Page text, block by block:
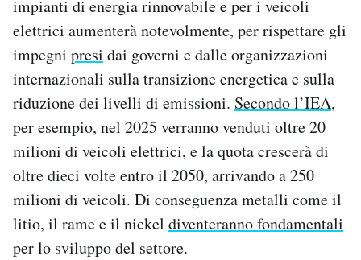
impianti di energia rinnovabile e per i veicoli
elettrici aumenterà notevolmente, per rispettare gli
impegni presi dai governi e dalle organizzazioni
internazionali sulla transizione energetica e sulla
riduzione dei livelli di emissioni. Secondo l’IEA,
per esempio, nel 2025 verranno venduti oltre 20
milioni di veicoli elettrici, e la quota crescerà di
oltre dieci volte entro il 2050, arrivando a 250
milioni di veicoli. Di conseguenza metalli come il
litio, il rame e il nickel diventeranno fondamentali
per lo sviluppo del settore.